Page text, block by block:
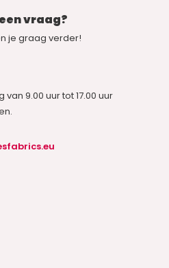
vraag?
je graag verder!
9.00 uur tot 17.00 uur